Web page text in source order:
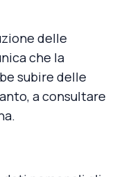
delle
che la
subire delle
a consultare